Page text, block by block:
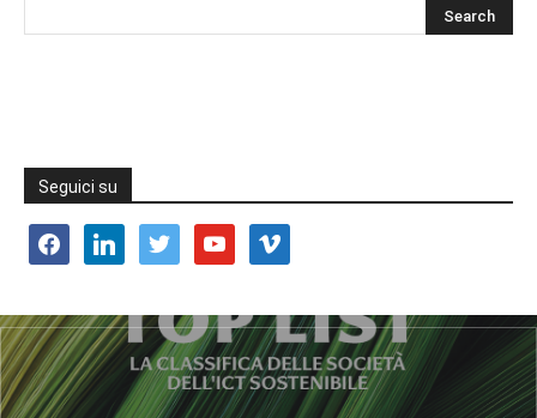
Seguici su
facebooklinkedin twitter youtube vimeo